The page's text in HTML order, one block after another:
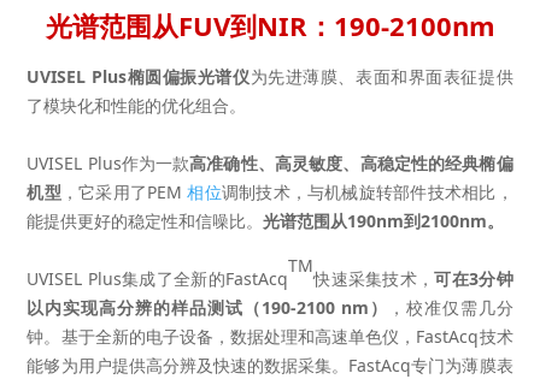
光谱范围从FUV到NIR：190-2100nm
UVISEL Plus椭圆偏振光谱仪为先进薄膜、表面和界面表征提供
了模块化和性能的优化组合。
UVISEL Plus作为一款高准确性、高灵敏度、高稳定性的经典椭偏
机型 ，它采用了PEM相位调制技术，与机械旋转部件技术相比，
能提供更好的稳定性和信噪比。光谱范围从190nm到2100nm。
UVISEL Plus集成了全新的FastAcq
TM
快速采集技术，可在3分钟
以内实现高分辨的样品测试（190-2100 nm）
，校准仅需几分
钟。基于全新的电子设备，数据处理和高速单色仪，FastAcq技术
能够为用户提供高分辨及快速的数据采集。FastAcq专门为薄膜表